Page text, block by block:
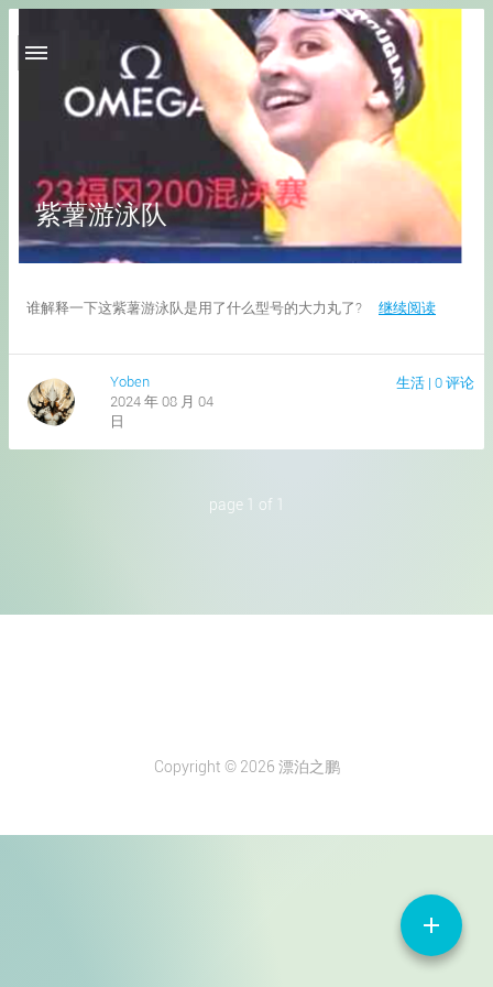
紫薯游泳队
谁解释一下这紫薯游泳队是用了什么型号的大力丸了? 继续阅读
Yoben
2024 年 08 月 04
日
生活 |0 评论
page 1 of 1
add
Copyright © 2026 漂泊之鹏